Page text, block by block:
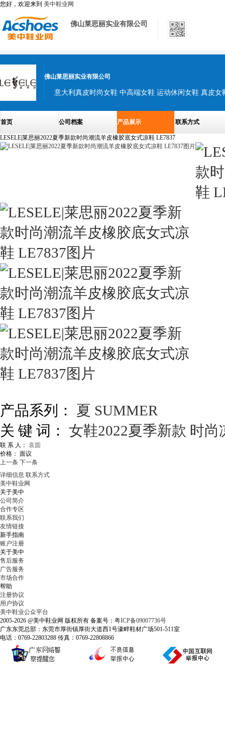
您好，欢迎来到 美中鞋业网
佛山莱思丽实业有限公司
佛山莱思丽实业有限公司
首页 公司档案 产品展示 联系方式
LESELE|莱思丽2022夏季新款时尚潮流羊皮橡胶底女式凉鞋 LE7837
产品系列：
夏 SUMMER
关 键 词： 女鞋2022夏季新款 时尚
联 系 人： 袁圆
价格： 面议
上一条 下一条
详细信息 联系方式
美中鞋业网
关于美中
公司简介
合作专区
联系我们
友情链接
新手指南
账户注册
关于美中
售后服务
广告服务
市场合作
帮助
注册协议
用户协议
美中鞋业公众平台
2005-2026 @美中鞋业网 版权所有 备案号： 粤ICP备09007736号
广东东莞总部：东莞市厚街镇厚街大道西1号濠畔鞋材广场501-511室
电话：0769-22803288 传真：0769-22808866